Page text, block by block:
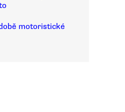
motoristické